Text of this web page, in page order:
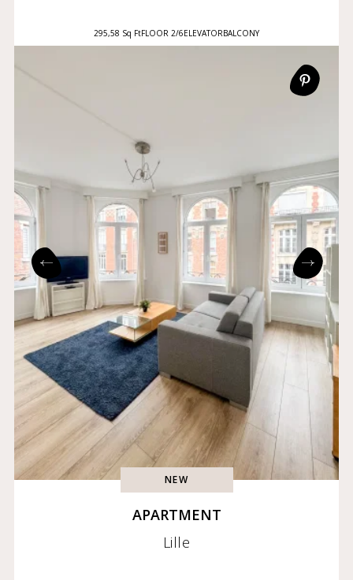
295,58 Sq FtFLOOR 2/6ELEVATORBALCONY
NEW
APARTMENT
Lille